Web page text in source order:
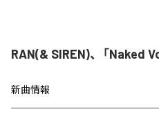
RAN(& SIREN)、「Naked
新曲情報